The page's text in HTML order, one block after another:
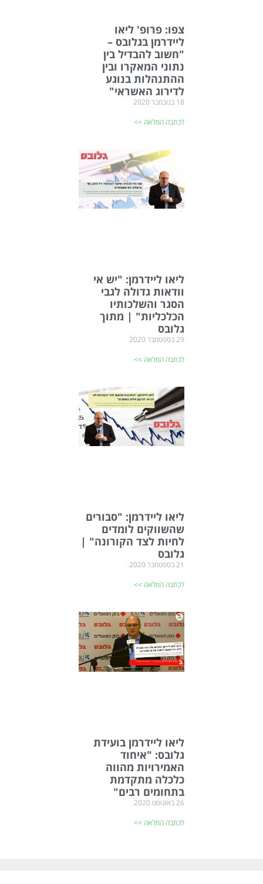
צפו: פרופ' ליאו
ליידרמן בגלובס –
"חשוב להבדיל בין
נתוני המאקרו ובין
ההתנהלות בנוגע
לדירוג האשראי"
18 בנובמבר 2020
לכתבה המלאה >>
ליאו ליידרמן: "יש אי
וודאות גדולה לגבי
הסגר והשלכותיו
הכלכליות" | מתוך
גלובס
29 בספטמבר 2020
לכתבה המלאה >>
ליאו ליידרמן: "סבורים
שהשווקים לומדים
לחיות לצד הקורונה" |
גלובס
21 בספטמבר 2020
לכתבה המלאה >>
ליאו ליידרמן בועידת
גלובס: "איחוד
האמירויות מהווה
כלכלה מתקדמת
בתחומים רבים"
26 באוגוסט 2020
לכתבה המלאה >>